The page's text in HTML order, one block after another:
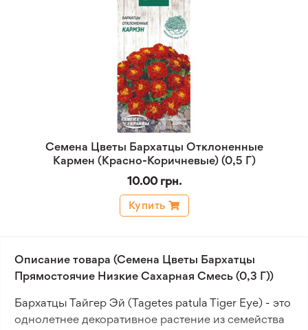
Семена Цветы Бархатцы Отклоненные
Кармен (Красно-Коричневые) (0,5 Г)
10.00 грн.
Купить
Описание товара (Семена Цветы Бархатцы
Прямостоячие Низкие Сахарная Смесь (0,3 Г))
Бархатцы Тайгер Эй (Tagetes patula Tiger Eye) - это
однолетнее декоративное растение из семейства